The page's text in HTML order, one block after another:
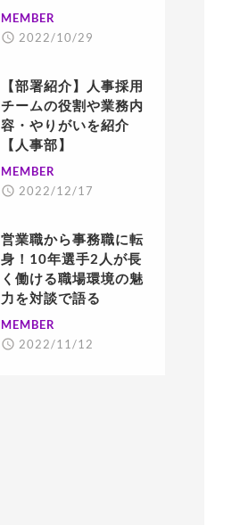
MEMBER
2022/10/29
【部署紹介】人事採用
チームの役割や業務内
容・やりがいを紹介
【人事部】
MEMBER
2022/12/17
営業職から事務職に転
身！10年選手2人が長
く働ける職場環境の魅
力を対談で語る
MEMBER
2022/11/12